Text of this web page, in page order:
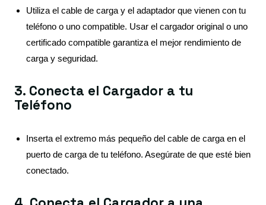
Utiliza el cable de carga y el adaptador que vienen con tu
teléfono o uno compatible. Usar el cargador original o uno
certificado compatible garantiza el mejor rendimiento de
carga y seguridad.
3. Conecta el Cargador a tu
Teléfono
Inserta el extremo más pequeño del cable de carga en el
puerto de carga de tu teléfono. Asegúrate de que esté bien
conectado.